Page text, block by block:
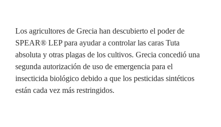
Los agricultores de Grecia han descubierto el poder de
SPEAR® LEP para ayudar a controlar las caras Tuta
absoluta y otras plagas de los cultivos. Grecia concedió una
segunda autorización de uso de emergencia para el
insecticida biológico debido a que los pesticidas sintéticos
están cada vez más restringidos.